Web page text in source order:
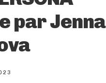
par Jenna